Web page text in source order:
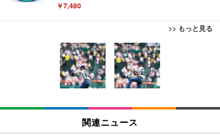
￥7,480
>> もっと見る
12cm HDMI延長ケーブル Fire TV Stick対応 オス-メ
ス アダプター
￥880
関連ニュース